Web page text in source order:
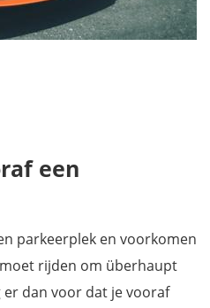
de stad
een
parkeerplek en voorkomen
rijden om überhaupt
er dan voor dat je vooraf